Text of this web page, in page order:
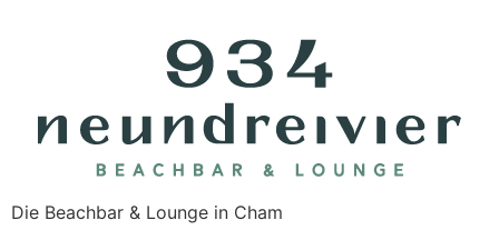
Die Beachbar & Lounge in Cham